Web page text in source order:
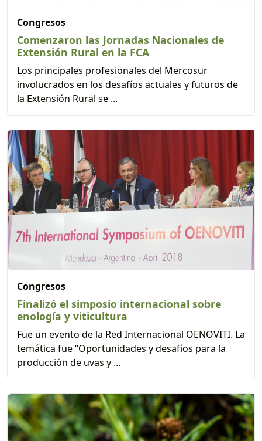
Congresos
Comenzaron las Jornadas Nacionales de
Extensión Rural en la FCA
Los principales profesionales del Mercosur
involucrados en los desafíos actuales y futuros de
la Extensión Rural se ...
Congresos
Finalizó el simposio internacional sobre
enología y viticultura
Fue un evento de la Red Internacional OENOVITI. La
temática fue “Oportunidades y desafíos para la
producción de uvas y ...